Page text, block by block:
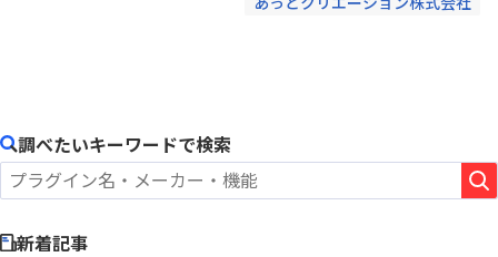
調べたいキーワードで検索
新着記事